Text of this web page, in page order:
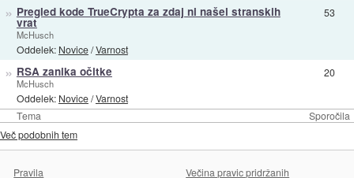
Tema Sporočila
» Pregled kode TrueCrypta za zdaj ni našel stranskih
vrat
McHusch
Oddelek: Novice/Varnost
53
» RSA zanika očitke
McHusch
Oddelek: Novice/Varnost
20
Več podobnih tem
Pravila Večina pravic pridržanih